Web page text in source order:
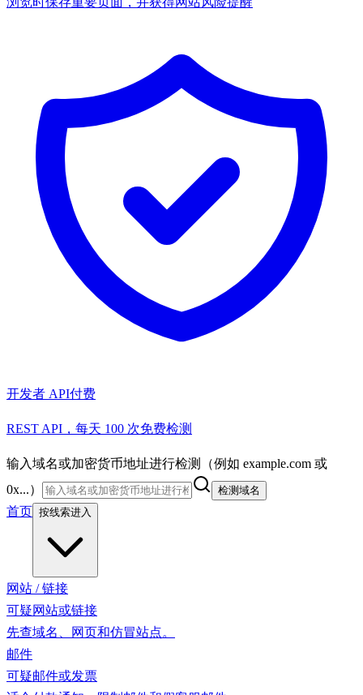
开发者 API付费
REST API，每天 100 次免费检测
输入域名或加密货币地址进行检测（例如 example.com 或
0x...）
检测域名
首页 按线索进入
网站 / 链接
可疑网站或链接
先查域名、网页和仿冒站点。
邮件
可疑邮件或发票